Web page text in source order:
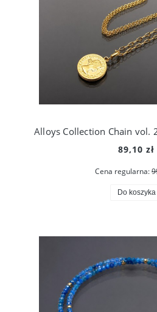
89,10 zł
Cena regularna:
Do koszyka